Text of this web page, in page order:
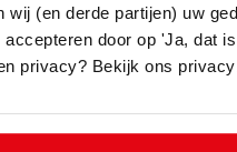
wij (en derde partijen) uw
door op 'Ja, dat
privacy? Bekijk ons